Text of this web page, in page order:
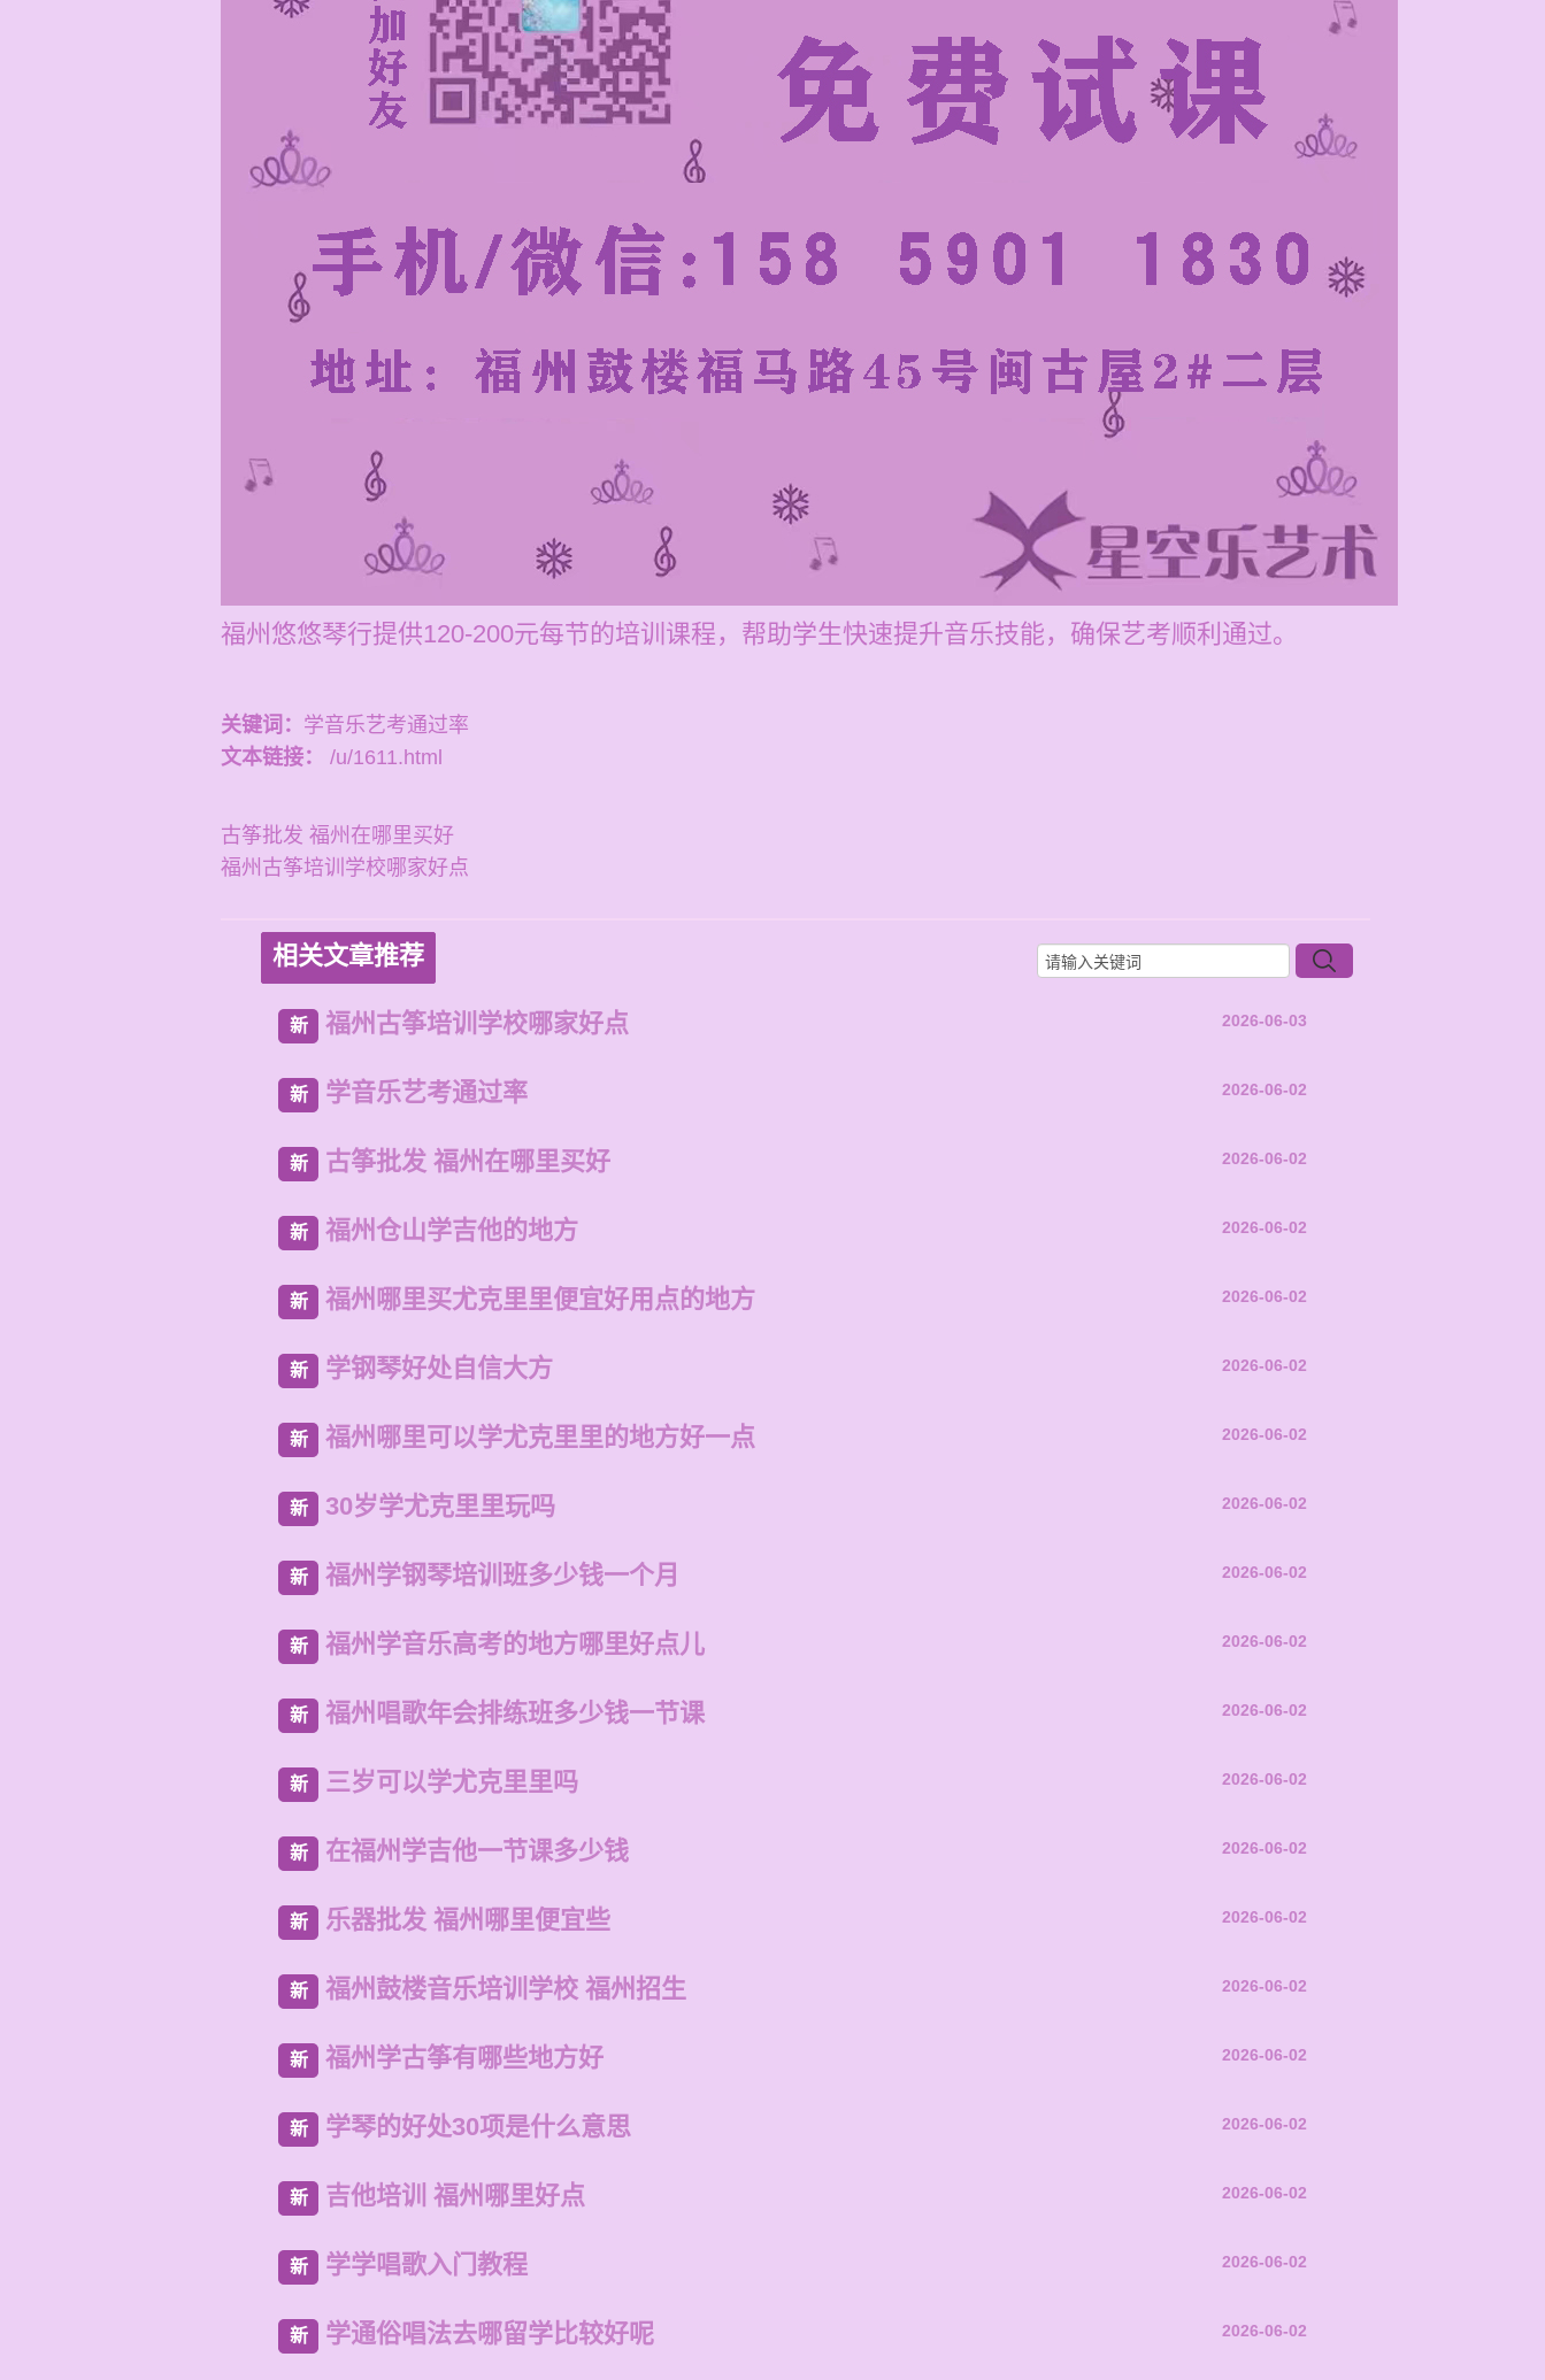
福州悠悠琴行提供120-200元每节的培训课程，帮助学生快速提升音乐技能，确保艺考顺利通过。
关键词： 学音乐艺考通过率
文本链接：
/u/1611.html
古筝批发 福州在哪里买好
福州古筝培训学校哪家好点
相关文章推荐
新 福州古筝培训学校哪家好点 2026-06-03
新 学音乐艺考通过率 2026-06-02
新 古筝批发 福州在哪里买好 2026-06-02
新 福州仓山学吉他的地方 2026-06-02
新 福州哪里买尤克里里便宜好用点的地方 2026-06-02
新 学钢琴好处自信大方 2026-06-02
新 福州哪里可以学尤克里里的地方好一点 2026-06-02
新 30岁学尤克里里玩吗 2026-06-02
新 福州学钢琴培训班多少钱一个月 2026-06-02
新 福州学音乐高考的地方哪里好点儿 2026-06-02
新 福州唱歌年会排练班多少钱一节课 2026-06-02
新 三岁可以学尤克里里吗 2026-06-02
新 在福州学吉他一节课多少钱 2026-06-02
新 乐器批发 福州哪里便宜些 2026-06-02
新 福州鼓楼音乐培训学校 福州招生 2026-06-02
新 福州学古筝有哪些地方好 2026-06-02
新 学琴的好处30项是什么意思 2026-06-02
新 吉他培训 福州哪里好点 2026-06-02
新 学学唱歌入门教程 2026-06-02
新 学通俗唱法去哪留学比较好呢 2026-06-02